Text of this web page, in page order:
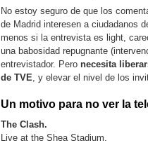
No estoy seguro de que los
de Madrid interesen a ciudadanos
menos si la entrevista es light,
una babosidad repugnante
entrevistador. Pero necesita
de TVE, y elevar el nivel de los
Un motivo para no ver la
The Clash.
Live at the Shea Stadium.